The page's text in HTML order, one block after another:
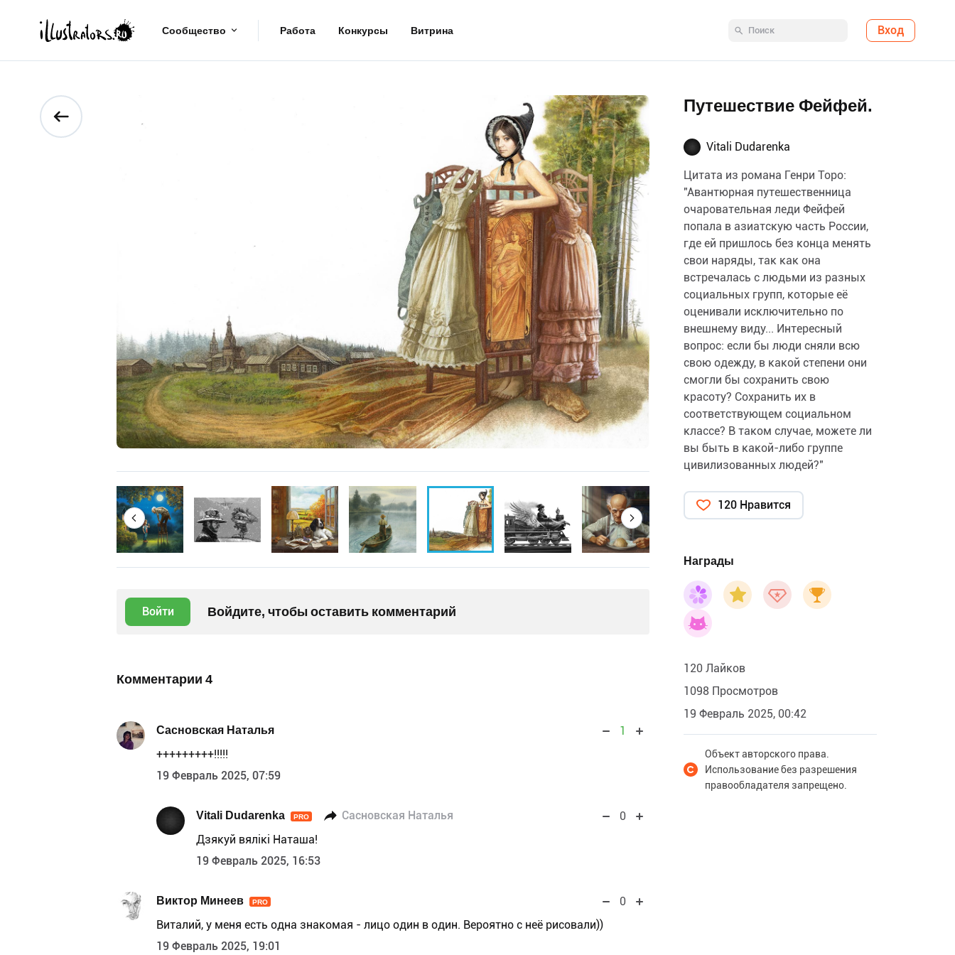
Сообщество Работа Конкурсы Витрина Вход
Войти Войдите, чтобы оставить комментарий
Комментарии 4
Сасновская Наталья
1
+++++++++!!!!!
19 Февраль 2025, 07:59
Vitali Dudarenka PRO Сасновская Наталья
0
Дзякуй вялікі Наташа!
19 Февраль 2025, 16:53
Виктор Минеев PRO
0
Виталий, у меня есть одна знакомая - лицо один в один. Вероятно с неё рисовали))
19 Февраль 2025, 19:01
Путешествие Фейфей.
Vitali Dudarenka
Цитата из романа Генри Торо:
"Авантюрная путешественница
очаровательная леди Фейфей
попала в азиатскую часть России,
где ей пришлось без конца менять
свои наряды, так как она
встречалась с людьми из разных
социальных групп, которые её
оценивали исключительно по
внешнему виду... Интересный
вопрос: если бы люди сняли всю
свою одежду, в какой степени они
смогли бы сохранить свою
красоту? Сохранить их в
соответствующем социальном
классе? В таком случае, можете ли
вы быть в какой-либо группе
цивилизованных людей?"
120 Нравится
Награды
120 Лайков
1098 Просмотров
19 Февраль 2025, 00:42
Объект авторского права.
Использование без разрешения
правообладателя запрещено.